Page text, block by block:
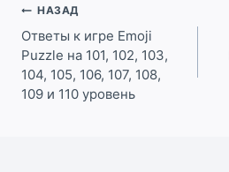
Навигация
по
записям
НАЗАД
Ответы к игре Emoji
Puzzle на 101, 102, 103,
104, 105, 106, 107, 108,
109 и 110 уровень